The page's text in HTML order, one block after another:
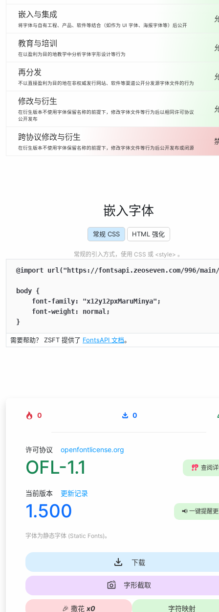
嵌入与集成
将字体与自有工程、产品、软件等结合（如作为 UI 字体、海报字体等）后公开
教育与培训
在以盈利为目的地教学中分析字体字形设计等行为
再分发
不以直接盈利为目的地在非权威发行网站、软件等渠道公开分发源字体文件的行为
修改与衍生
在衍生版本不使用字体保留名称的前提下，修改字体文件等行为后以相同许可协议
公开发布
跨协议修改与衍生
在衍生版本不使用字体保留名称的前提下，修改字体文件等行为后公开发布或闭源
嵌入字体
常规 CSS HTML 强化
常规的引入方式，使用 CSS 或 <style> 。
@import url("https://fontsapi.zeoseven.com/996/
body {
    font-family: "x12y12pxMaruMinya";
    font-weight: normal;
}
需要帮助？ ZSFT 提供了 FontsAPI 文档。
0 0
许可协议 openfontlicense.org
OFL-1.1 ⁉️ 查阅
当前版本 更新记录
1.500 📢 一键提醒
字体为静态字体 (Static Fonts)。
下载
字形截取
🎉 撒花 x0 字符映射